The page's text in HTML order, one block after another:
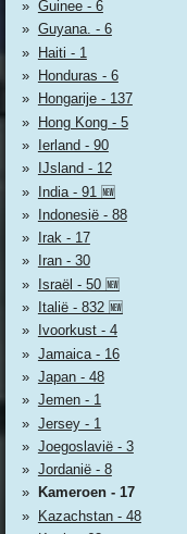
Guinee - 6
Guyana. - 6
Haiti - 1
Honduras - 6
Hongarije - 137
Hong Kong - 5
Ierland - 90
IJsland - 12
India - 91 🆕
Indonesië - 88
Irak - 17
Iran - 30
Israël - 50 🆕
Italië - 832 🆕
Ivoorkust - 4
Jamaica - 16
Japan - 48
Jemen - 1
Jersey - 1
Joegoslavië - 3
Jordanië - 8
Kameroen - 17
Kazachstan - 48